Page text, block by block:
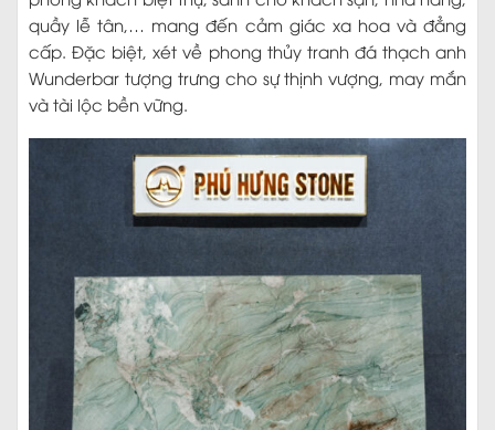
quầy lễ tân,… mang đến cảm giác xa hoa và đẳng
cấp. Đặc biệt, xét về phong thủy tranh đá thạch anh
Wunderbar tượng trưng cho sự thịnh vượng, may mắn
và tài lộc bền vững.